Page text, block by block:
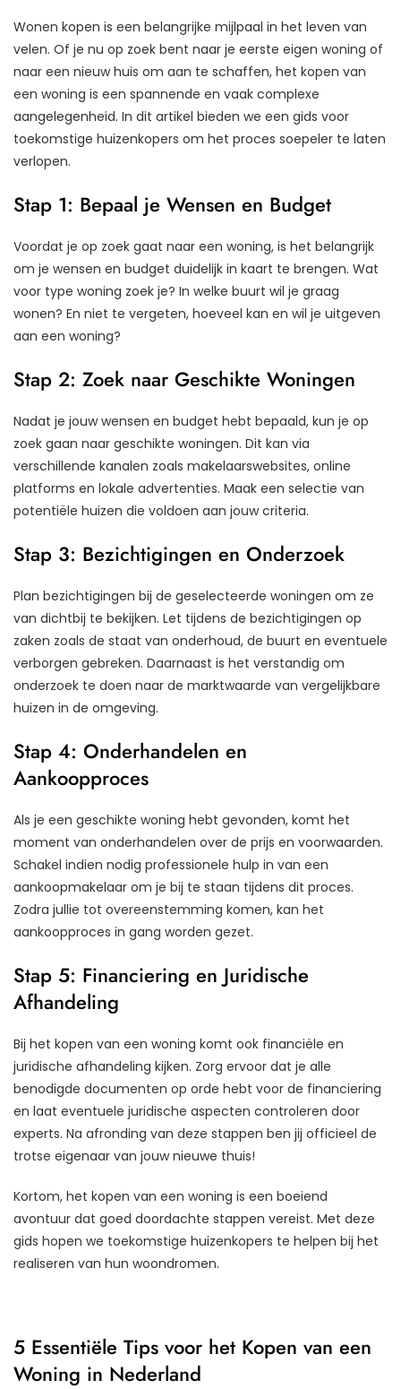
Wonen kopen is een belangrijke mijlpaal in het leven van
velen. Of je nu op zoek bent naar je eerste eigen woning of
naar een nieuw huis om aan te schaffen, het kopen van
een woning is een spannende en vaak complexe
aangelegenheid. In dit artikel bieden we een gids voor
toekomstige huizenkopers om het proces soepeler te laten
verlopen.
Stap 1: Bepaal je Wensen en Budget
Voordat je op zoek gaat naar een woning, is het belangrijk
om je wensen en budget duidelijk in kaart te brengen. Wat
voor type woning zoek je? In welke buurt wil je graag
wonen? En niet te vergeten, hoeveel kan en wil je uitgeven
aan een woning?
Stap 2: Zoek naar Geschikte Woningen
Nadat je jouw wensen en budget hebt bepaald, kun je op
zoek gaan naar geschikte woningen. Dit kan via
verschillende kanalen zoals makelaarswebsites, online
platforms en lokale advertenties. Maak een selectie van
potentiële huizen die voldoen aan jouw criteria.
Stap 3: Bezichtigingen en Onderzoek
Plan bezichtigingen bij de geselecteerde woningen om ze
van dichtbij te bekijken. Let tijdens de bezichtigingen op
zaken zoals de staat van onderhoud, de buurt en eventuele
verborgen gebreken. Daarnaast is het verstandig om
onderzoek te doen naar de marktwaarde van vergelijkbare
huizen in de omgeving.
Stap 4: Onderhandelen en
Aankoopproces
Als je een geschikte woning hebt gevonden, komt het
moment van onderhandelen over de prijs en voorwaarden.
Schakel indien nodig professionele hulp in van een
aankoopmakelaar om je bij te staan tijdens dit proces.
Zodra jullie tot overeenstemming komen, kan het
aankoopproces in gang worden gezet.
Stap 5: Financiering en Juridische
Afhandeling
Bij het kopen van een woning komt ook financiële en
juridische afhandeling kijken. Zorg ervoor dat je alle
benodigde documenten op orde hebt voor de financiering
en laat eventuele juridische aspecten controleren door
experts. Na afronding van deze stappen ben jij officieel de
trotse eigenaar van jouw nieuwe thuis!
Kortom, het kopen van een woning is een boeiend
avontuur dat goed doordachte stappen vereist. Met deze
gids hopen we toekomstige huizenkopers te helpen bij het
realiseren van hun woondromen.
5 Essentiële Tips voor het Kopen van een
Woning in Nederland